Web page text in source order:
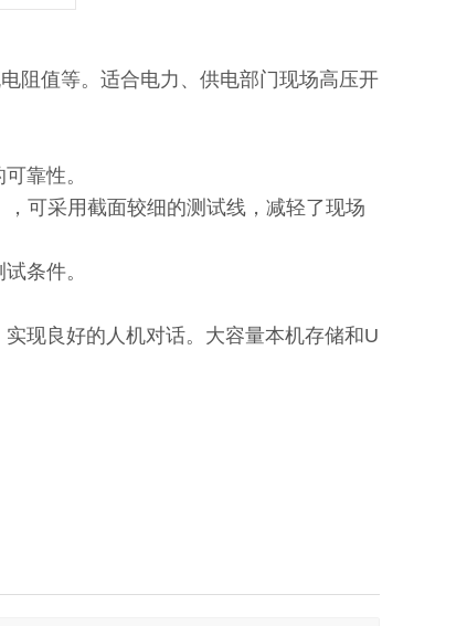
阻值等。适合电力、供电部门现场高压开
靠性。
可采用截面较细的测试线，减轻了现场
条件。
现良好的人机对话。大容量本机存储和U